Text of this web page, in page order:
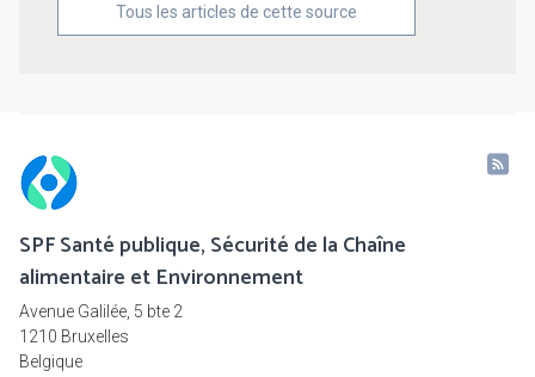
Tous les articles de cette source
SPF Santé publique, Sécurité de la Chaîne
alimentaire et Environnement
Avenue Galilée, 5 bte 2
1210 Bruxelles
Belgique